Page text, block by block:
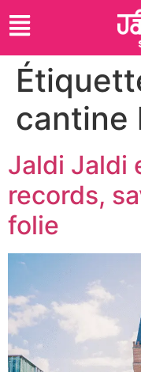
cantine
Jaldi Jaldi
records,
folie